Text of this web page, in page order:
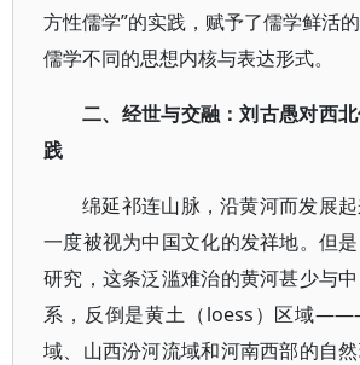
方性儒学”的实践，赋予了儒学鲜活
儒学不同的思想内核与表达形式。
二、经世与交融：刘古愚对西
践
绵延祁连山脉，沿黄河而发展起
一度被视为中国文化的发祥地。但
研究，这条泛滥难治的黄河甚少与
系，反倒是黄土（loess）区域
域、山西汾河流域和河南西部的自